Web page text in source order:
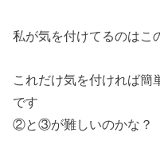
私が気を付けてるのはこ
これだけ気を付ければ簡
です
②と③が難しいのかな？